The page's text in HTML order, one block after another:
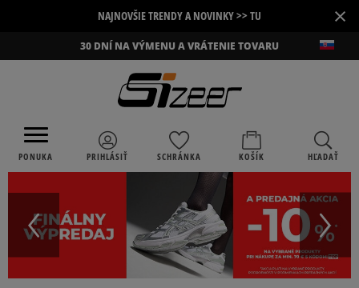
NAJNOVŠIE TRENDY A NOVINKY >> TU ×
30 DNÍ NA VÝMENU A VRÁTENIE TOVARU
PONUKA PRIHLÁSIŤ SCHRÁNKA KOŠÍK HĽADAŤ